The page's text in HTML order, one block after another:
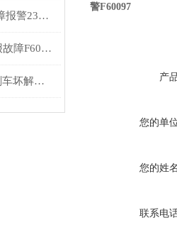
西门子802D数控系统故障报警231100修复解决
西门子6RA8087调速器报故障F60068处理维修
西门子伺服电机制动器刹车坏解决维修
警F60097
产
您的单
您的姓
联系电